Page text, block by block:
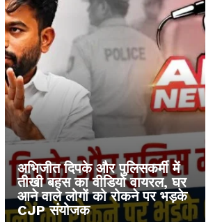
अभिजीत दिपके और पुलिसकर्मी में
तीखी बहस का वीडियो वायरल, घर
आने वाले लोगों को रोकने पर भड़के
CJP संयोजक